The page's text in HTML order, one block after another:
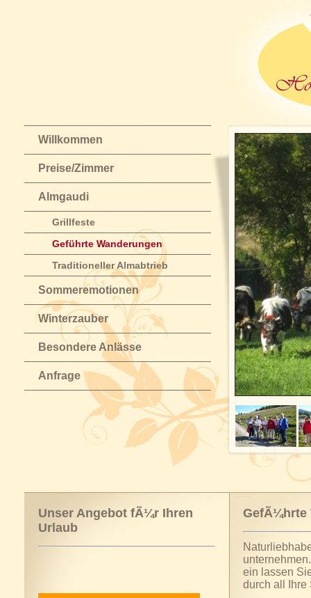
Willkommen
Preise/Zimmer
Almgaudi
Grillfeste
Geführte Wanderungen
Traditioneller Almabtrieb
Sommeremotionen
Winterzauber
Besondere Anlässe
Anfrage
Unser Angebot fÃ¼r Ihren
Urlaub
GefÃ¼hrte
ein lassen
durch all Ihre